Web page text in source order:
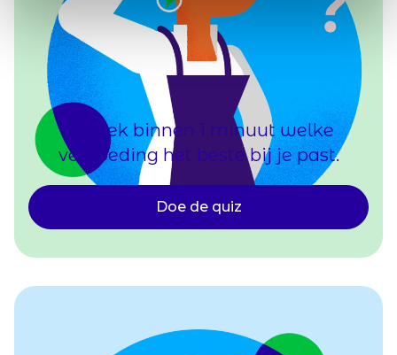
Ontdek binnen 1 minuut welke
vergoeding het beste bij je past.
Doe de quiz